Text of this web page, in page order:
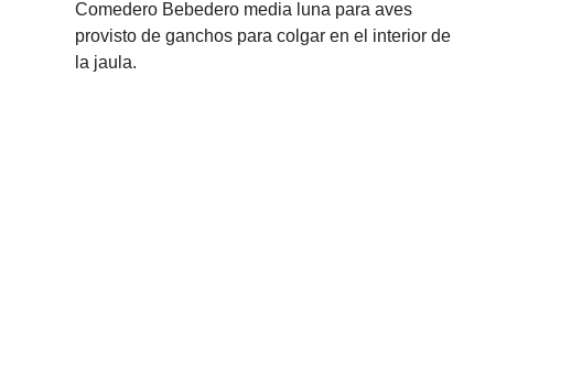
Comedero Bebedero media luna para aves
provisto de ganchos para colgar en el interior de
la jaula.